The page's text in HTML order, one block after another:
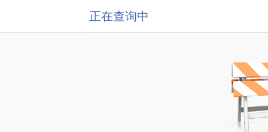
正在查询中